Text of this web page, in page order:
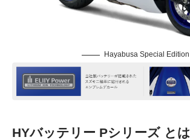
Hayabusa Special Edition
HYバッテリー Pシリーズ とは